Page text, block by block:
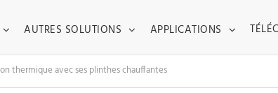
TOGGLE DROPDOWN
AUTRES SOLUTIONS TOGGLE DROPDOWN
APPLICATIONS TOGGLE
thermique avec ses plinthes chauffantes